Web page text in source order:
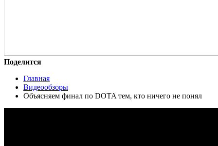
Поделится
Главная
Видеообзоры
Объясняем финал по DOTA тем, кто ничего не понял